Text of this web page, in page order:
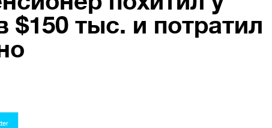
$150 тыс. и потратил